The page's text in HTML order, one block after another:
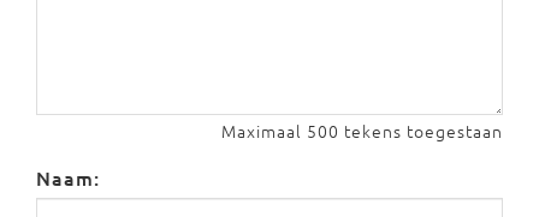
Maximaal 500 tekens toegestaan
Naam: